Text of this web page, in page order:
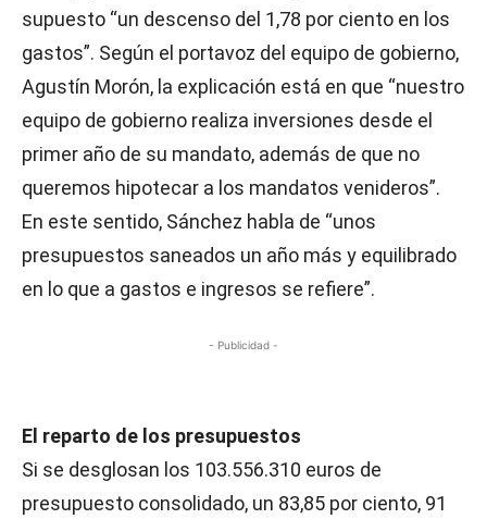
supuesto “un descenso del 1,78 por ciento en los
gastos”. Según el portavoz del equipo de gobierno,
Agustín Morón, la explicación está en que “nuestro
equipo de gobierno realiza inversiones desde el
primer año de su mandato, además de que no
queremos hipotecar a los mandatos venideros”.
En este sentido, Sánchez habla de “unos
presupuestos saneados un año más y equilibrado
en lo que a gastos e ingresos se refiere”.
- Publicidad -
El reparto de los presupuestos
Si se desglosan los 103.556.310 euros de
presupuesto consolidado, un 83,85 por ciento, 91